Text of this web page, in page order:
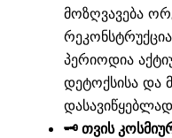
მოზღვავება
პერიოდია
დეტოქსისა და
🗝️ თვის